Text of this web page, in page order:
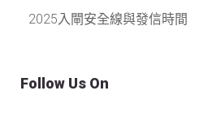
2025入閘安全線與發信時間
Follow Us On